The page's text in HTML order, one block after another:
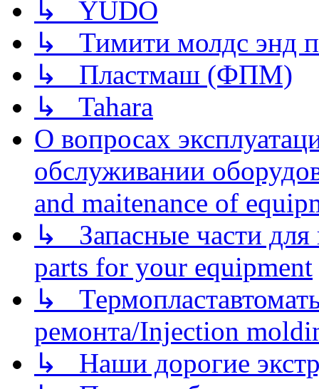
↳ YUDO
↳ Тимити молдс энд
↳ Пластмаш (ФПМ)
↳ Tahara
О вопросах
обслуживании
and maitenance of
↳ Запасные части для
parts for your equipment
↳
ремонта/Injection
↳ Наши дорогие